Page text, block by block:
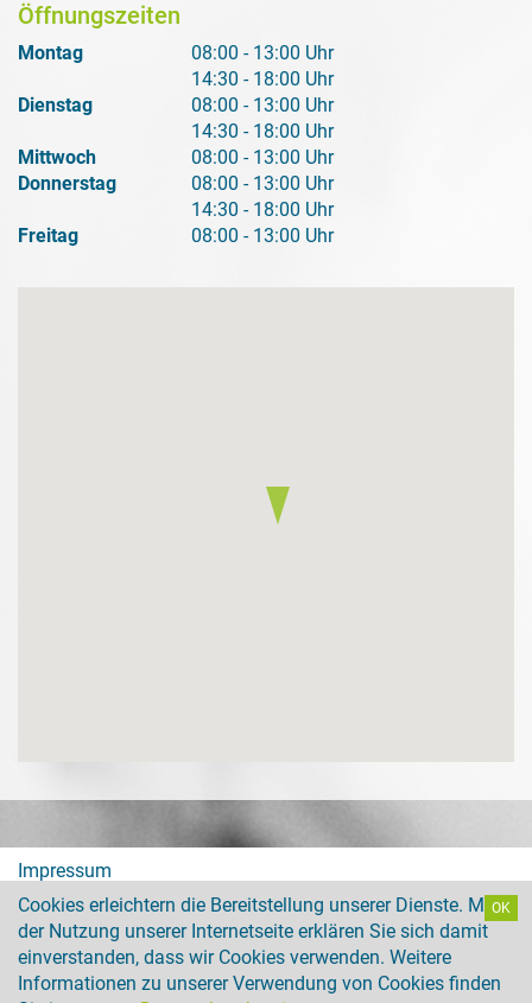
Öffnungszeiten
Montag
08:00 - 13:00 Uhr
14:30 - 18:00 Uhr
Dienstag
08:00 - 13:00 Uhr
14:30 - 18:00 Uhr
Mittwoch
08:00 - 13:00 Uhr
Donnerstag
08:00 - 13:00 Uhr
14:30 - 18:00 Uhr
Freitag
08:00 - 13:00 Uhr
Impressum
Datenschutz
CIRS
Cookies erleichtern die Bereitstellung unserer Dienste. Mit
der Nutzung unserer Internetseite erklären Sie sich damit
einverstanden, dass wir Cookies verwenden. Weitere
Informationen zu unserer Verwendung von Cookies finden
OK